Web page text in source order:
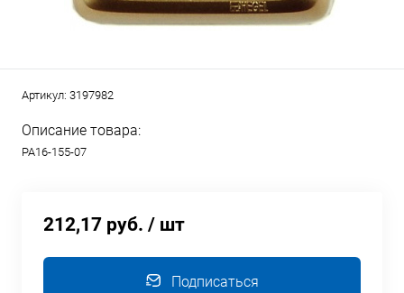
Артикул: 3197982
Описание товара:
РА16-155-07
212,17 руб. / шт
Подписаться